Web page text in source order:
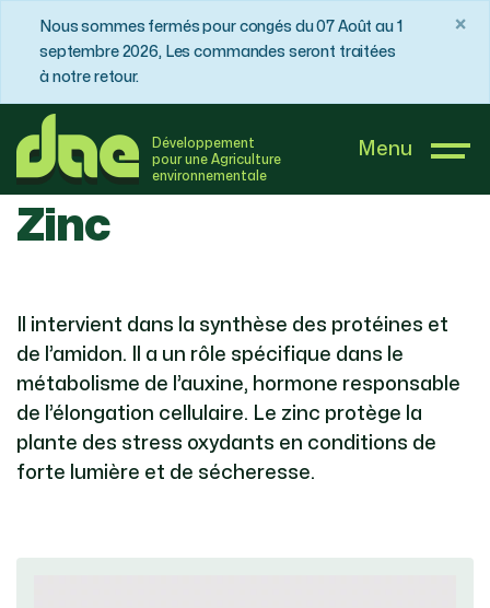
Nous sommes fermés pour congés du 07 Août au 1
septembre 2026, Les commandes seront traitées
à notre retour.
×
Développement
pour une Agriculture
environnementale
Menu
DAE France Boutique Zinc
Zinc
Il intervient dans la synthèse des protéines et
de l’amidon. Il a un rôle spécifique dans le
métabolisme de l’auxine, hormone responsable
de l’élongation cellulaire. Le zinc protège la
plante des stress oxydants en conditions de
forte lumière et de sécheresse.